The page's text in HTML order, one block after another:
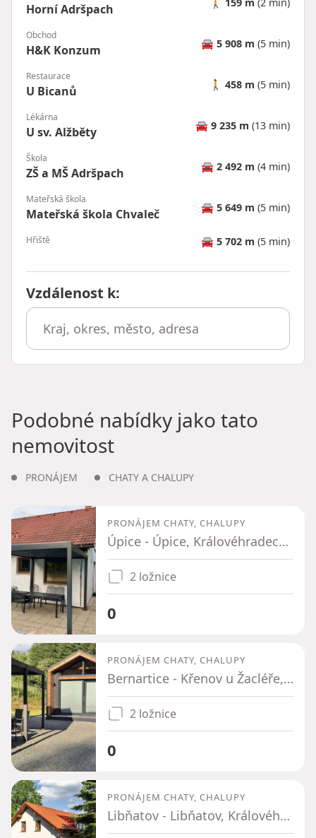
Horní Adršpach
Obchod
H&K Konzum 🚘 5 908 m (5 min)
Restaurace
U Bicanů 🚶 458 m (5 min)
Lékárna
U sv. Alžběty 🚘 9 235 m (13 min)
Škola
ZŠ a MŠ Adršpach 🚘 2 492 m (4 min)
Mateřská škola
Mateřská škola Chvaleč 🚘 5 649 m (5 min)
Hřiště 🚘 5 702 m (5 min)
Vzdálenost k:
Podobné nabídky jako tato
nemovitost
PRONÁJEM CHATY A CHALUPY
PRONÁJEM CHATY, CHALUPY
Úpice - Úpice, Královéhradecký kraj
2 ložnice
0
PRONÁJEM CHATY, CHALUPY
Bernartice - Křenov u Žacléře, Královéhradecký kraj
2 ložnice
0
PRONÁJEM CHATY, CHALUPY
Libňatov - Libňatov, Královéhradecký kraj